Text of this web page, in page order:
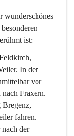
wunderschönes
ist:
In der
vor
nach Fraxern.
fahren.
nach der